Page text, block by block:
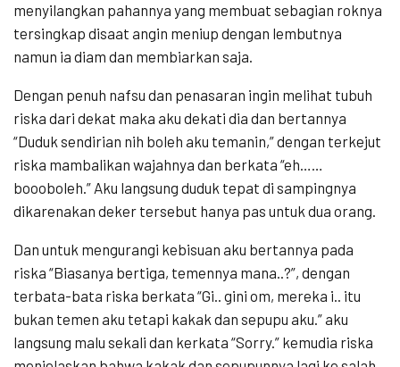
menyilangkan pahannya yang membuat sebagian roknya
tersingkap disaat angin meniup dengan lembutnya
namun ia diam dan membiarkan saja.
Dengan penuh nafsu dan penasaran ingin melihat tubuh
riska dari dekat maka aku dekati dia dan bertannya
“Duduk sendirian nih boleh aku temanin,” dengan terkejut
riska mambalikan wajahnya dan berkata “eh……
boooboleh.” Aku langsung duduk tepat di sampingnya
dikarenakan deker tersebut hanya pas untuk dua orang.
Dan untuk mengurangi kebisuan aku bertannya pada
riska “Biasanya bertiga, temennya mana..?”, dengan
terbata-bata riska berkata “Gi.. gini om, mereka i.. itu
bukan temen aku tetapi kakak dan sepupu aku.” aku
langsung malu sekali dan kerkata “Sorry.” kemudia riska